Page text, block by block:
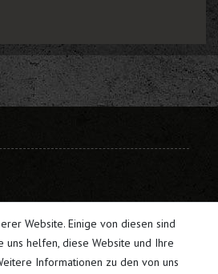
Website. Einige von diesen sind
uns helfen, diese Website und Ihre
Informationen zu den von uns